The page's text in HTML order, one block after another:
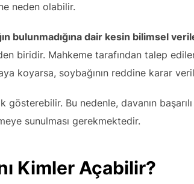
neden olabilir.
bulunmadığına dair kesin bilimsel
biridir. Mahkeme tarafından talep
koyarsa, soybağının reddine karar
gösterebilir. Bu nedenle, davanın
sunulması gerekmektedir.
Kimler Açabilir?